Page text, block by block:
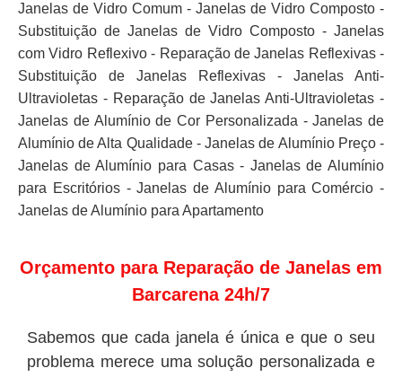
Janelas de Vidro Comum - Janelas de Vidro Composto -
Substituição de Janelas de Vidro Composto - Janelas
com Vidro Reflexivo - Reparação de Janelas Reflexivas -
Substituição de Janelas Reflexivas - Janelas Anti-
Ultravioletas - Reparação de Janelas Anti-Ultravioletas -
Janelas de Alumínio de Cor Personalizada - Janelas de
Alumínio de Alta Qualidade - Janelas de Alumínio Preço -
Janelas de Alumínio para Casas - Janelas de Alumínio
para Escritórios - Janelas de Alumínio para Comércio -
Janelas de Alumínio para Apartamento
Orçamento para Reparação de Janelas em
Barcarena 24h/7
Sabemos que cada janela é única e que o seu
problema merece uma solução personalizada e